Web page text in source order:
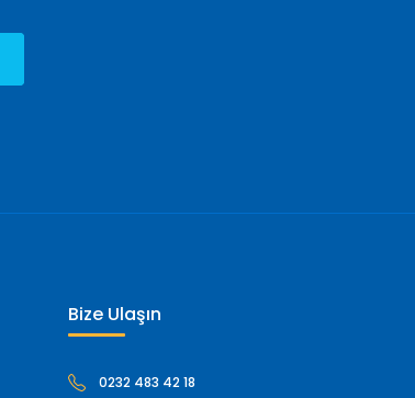
Bize Ulaşın
0232 483 42 18